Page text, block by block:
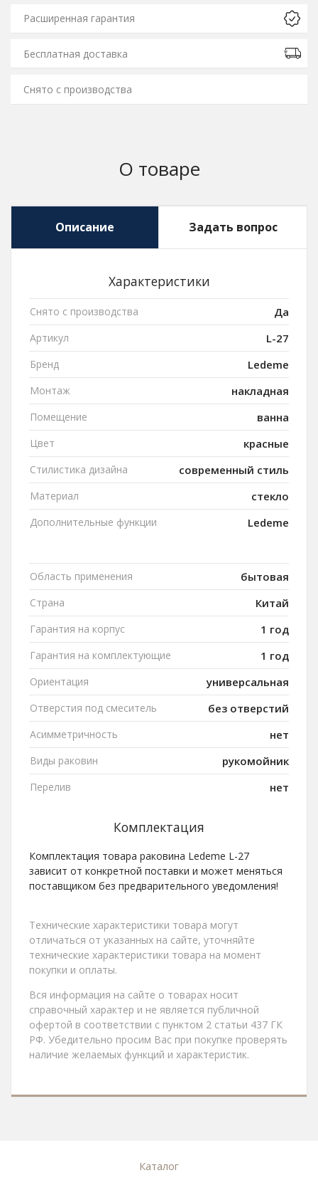
Расширенная гарантия
Бесплатная доставка
Снято с производства
О товаре
Описание Задать вопрос
Характеристики
Снято с производства Да
Артикул L-27
Бренд Ledeme
Монтаж накладная
Помещение ванна
Цвет красные
Стилистика дизайна современный стиль
Материал стекло
Дополнительные функции Ledeme
Область применения бытовая
Страна Китай
Гарантия на корпус 1 год
Гарантия на комплектующие 1 год
Ориентация универсальная
Отверстия под смеситель без отверстий
Асимметричность нет
Виды раковин рукомойник
Перелив нет
Комплектация
Комплектация товара раковина Ledeme L-27
зависит от конкретной поставки и может меняться
поставщиком без предварительного уведомления!
Технические характеристики товара могут
отличаться от указанных на сайте, уточняйте
технические характеристики товара на момент
покупки и оплаты.
Вся информация на сайте о товарах носит
справочный характер и не является публичной
офертой в соответствии с пунктом 2 статьи 437 ГК
РФ. Убедительно просим Вас при покупке проверять
наличие желаемых функций и характеристик.
Каталог